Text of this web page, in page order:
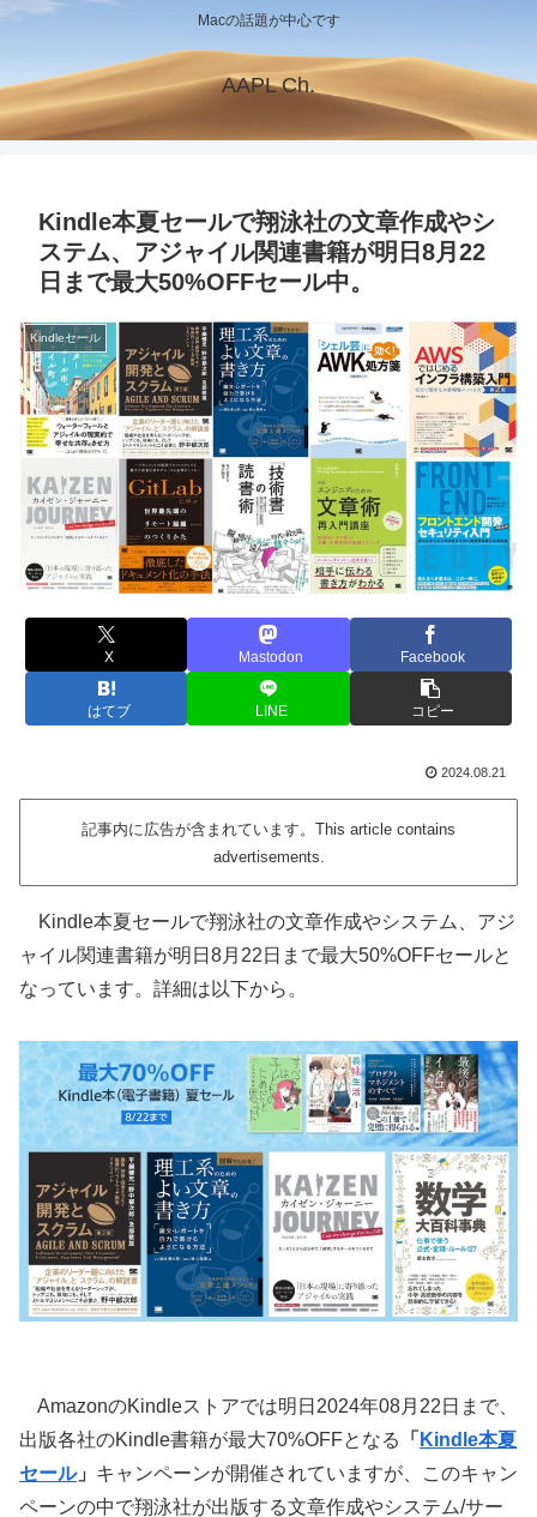
Macの話題が中心です
AAPL Ch.
Kindle本夏セールで翔泳社の文章作成やシ
ステム、アジャイル関連書籍が明日8月22
日まで最大50%OFFセール中。
Kindleセール
X Mastodon Facebook
はてブ LINE コピー
2024.08.21
記事内に広告が含まれています。This article contains
advertisements.
Kindle本夏セールで翔泳社の文章作成やシステム、アジ
ャイル関連書籍が明日8月22日まで最大50%OFFセールと
なっています。詳細は以下から。
AmazonのKindleストアでは明日2024年08月22日まで、
出版各社のKindle書籍が最大70%OFFとなる
「 Kindle本夏
セール」 キャンペーンが開催されていますが、このキャン
ペーンの中で翔泳社が出版する文章作成やシステム/サー